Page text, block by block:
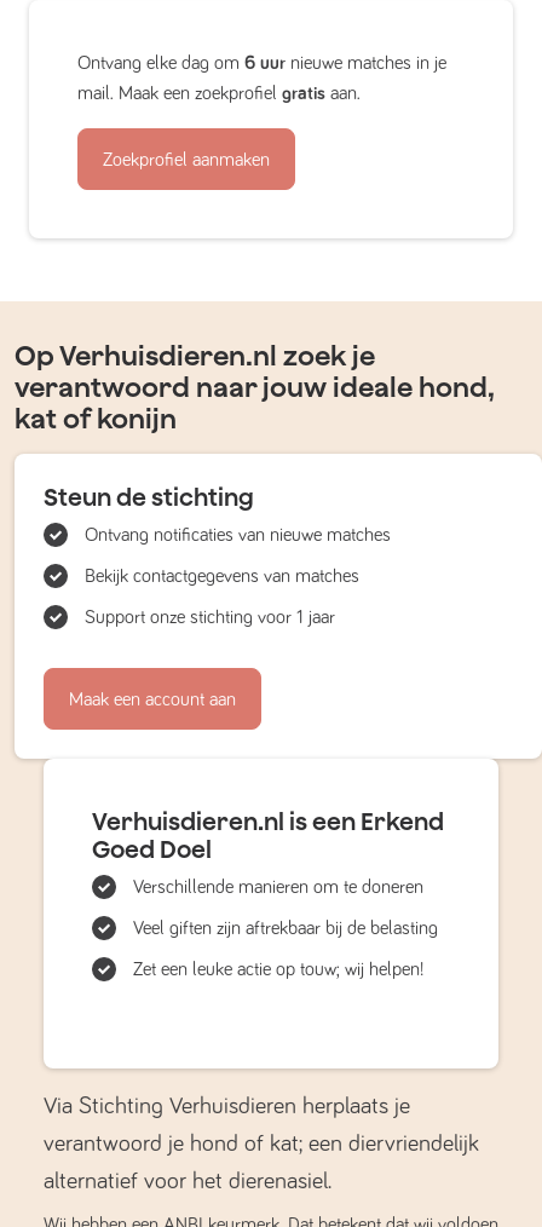
Ontvang elke dag om 6 uur nieuwe matches in je
mail. Maak een zoekprofiel gratis aan.
Zoekprofiel aanmaken
Op Verhuisdieren.nl zoek je
verantwoord naar jouw ideale hond,
kat of konijn
Steun de stichting
Ontvang notificaties van nieuwe matches
Bekijk contactgegevens van matches
Support onze stichting voor 1 jaar
Maak een account aan
Verhuisdieren.nl is een Erkend
Goed Doel
Verschillende manieren om te doneren
Veel giften zijn aftrekbaar bij de belasting
Zet een leuke actie op touw; wij helpen!
Via Stichting Verhuisdieren herplaats je
verantwoord je hond of kat; een diervriendelijk
alternatief voor het dierenasiel.